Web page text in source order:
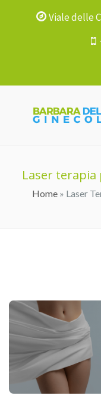
Viale delle
Laser terapia
Tu Sei Qui
Home » Laser